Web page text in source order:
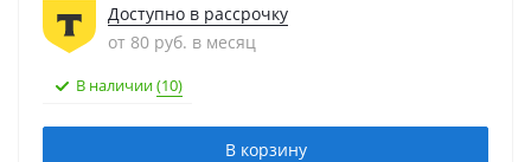
Доступно в рассрочку
от 80 руб. в месяц
В наличии(10)
В корзину